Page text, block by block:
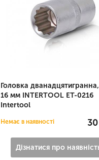
Головка
16 мм INTERTOOL ET-0216
Intertool
Немає в наявності
Дізнатися про